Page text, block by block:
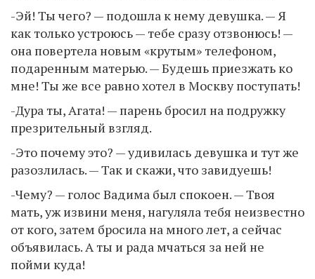
-Эй! Ты чего? — подошла к нему девушка. — Я
как только устроюсь — тебе сразу отзвонюсь! —
она повертела новым «крутым» телефоном,
подаренным матерью. — Будешь приезжать ко
мне! Ты же все равно хотел в Москву поступать!
-Дура ты, Агата! — парень бросил на подружку
презрительный взгляд.
-Это почему это? — удивилась девушка и тут же
разозлилась. — Так и скажи, что завидуешь!
-Чему? — голос Вадима был спокоен. — Твоя
мать, уж извини меня, нагуляла тебя неизвестно
от кого, затем бросила на много лет, а сейчас
объявилась. А ты и рада мчаться за ней не
пойми куда!